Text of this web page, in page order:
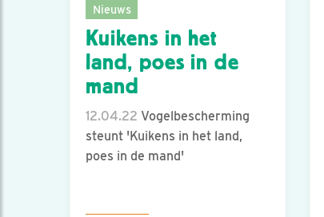
Nieuws
Kuikens in het
land, poes in de
mand
12.04.22 Vogelbescherming
steunt 'Kuikens in het land,
poes in de mand'